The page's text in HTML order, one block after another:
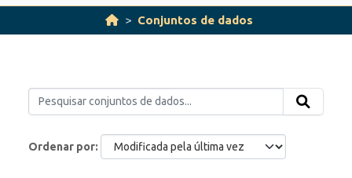
Conjuntos de dados
Ordenar por